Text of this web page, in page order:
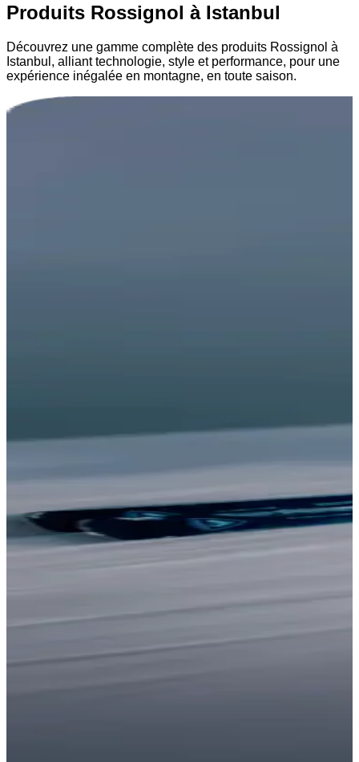
Produits Rossignol à Istanbul
Découvrez une gamme complète des produits Rossignol à
Istanbul, alliant technologie, style et performance, pour une
expérience inégalée en montagne, en toute saison.